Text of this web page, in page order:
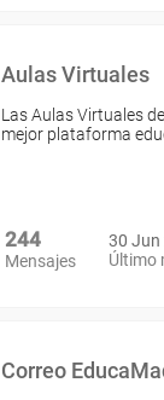
Aulas Virtuales
Las Aulas Virtuales
mejor plataforma
244
Mensajes
30 Jun
Último
Correo